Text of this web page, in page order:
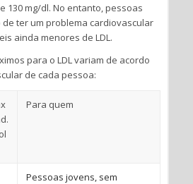
130 mg/dl. No entanto, pessoas
de ter um problema cardiovascular
ainda menores de LDL.
para o LDL variam de acordo
de cada pessoa:
Para quem
Pessoas jovens, sem